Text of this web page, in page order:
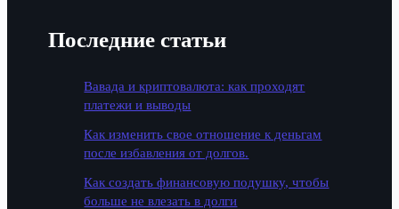
Последние статьи
Вавада и криптовалюта: как проходят
платежи и выводы
Как изменить свое отношение к деньгам
после избавления от долгов.
Как создать финансовую подушку, чтобы
больше не влезать в долги